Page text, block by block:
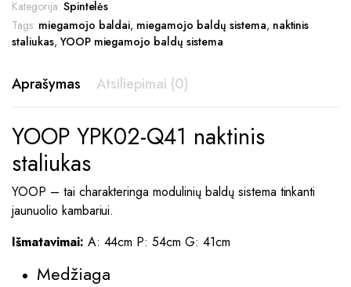
Kategorija: Spintelės
Tags: miegamojo baldai, miegamojo baldų sistema, naktinis
staliukas, YOOP miegamojo baldų sistema
Aprašymas Atsiliepimai (0)
YOOP YPK02-Q41 naktinis
staliukas
YOOP – tai charakteringa modulinių baldų sistema tinkanti
jaunuolio kambariui.
Išmatavimai: A: 44cm P: 54cm G: 41cm
Medžiaga